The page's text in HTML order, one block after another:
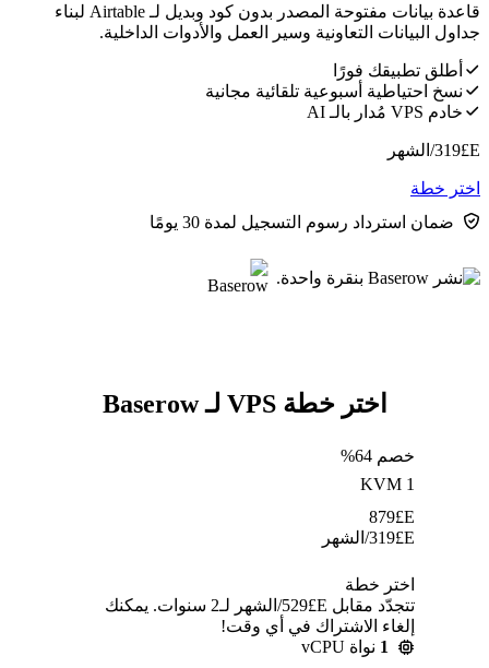
قاعدة بيانات مفتوحة المصدر بدون كود وبديل لـ Airtable لبناء
جداول البيانات التعاونية وسير العمل والأدوات الداخلية.
أطلق تطبيقك فورًا
نسخ احتياطية أسبوعية تلقائية مجانية
خادم VPS مُدار بالـ AI
E£
319/الشهر
اختر خطة
ضمان استرداد رسوم التسجيل لمدة 30 يومًا
اختر خطة VPS لـ Baserow
خصم 64%
KVM 1
E£
879
E£
319/الشهر
اختر خطة
تتجدّد مقابل E£⁦529⁩/الشهر لـ2 سنوات. يمكنك
إلغاء الاشتراك في أي وقت!
1 نواة vCPU